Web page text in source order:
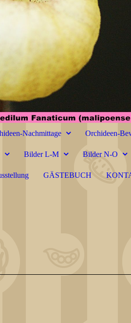
Nachmittage Orchideen-
Bilder L-M Bilder N-O
GÄSTEBUCH